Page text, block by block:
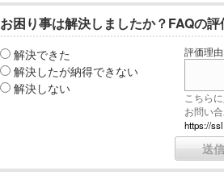
お困り事は解決しましたか？FAQの評
解決できた
解決したが納得できない
解決しない
評価理
こちら
お問い
https://